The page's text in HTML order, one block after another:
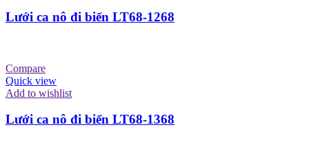
Lưới ca nô đi biển LT68-1268
Compare
Quick view
Add to wishlist
Lưới ca nô đi biển LT68-1368